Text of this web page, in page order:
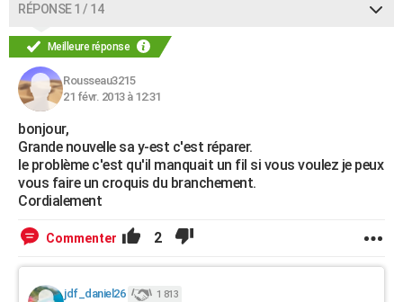
Dictionnaire
Biographies
Citations
Expressions
Proverbes
PROGRAMME TV
COPAINS D'AVANT
S'inscrire
Se connecter
Lycées
Collèges
Primaires
Universités
Entreprises
Service militaire
Avis de recherche
AVIS DE DÉCÈS
FORUM
Bricolage
Lifestyle
Culture
Sport
Auto
Television
Voyage
Cinema
RÉPONSE 1 / 14
Meilleure réponse
Rousseau3215
21 févr. 2013 à 12:31
bonjour,
Grande nouvelle sa y-est c'est réparer.
le problème c'est qu'il manquait un fil si vous voulez je peux
vous faire un croquis du branchement.
Cordialement
Commenter 2
jdf_daniel26 1 813